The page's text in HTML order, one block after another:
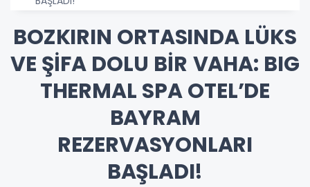
BOZKIRIN ORTASINDA LÜKS
VE ŞİFA DOLU BİR VAHA: BIG
THERMAL SPA OTEL’DE
BAYRAM
REZERVASYONLARI
BAŞLADI!